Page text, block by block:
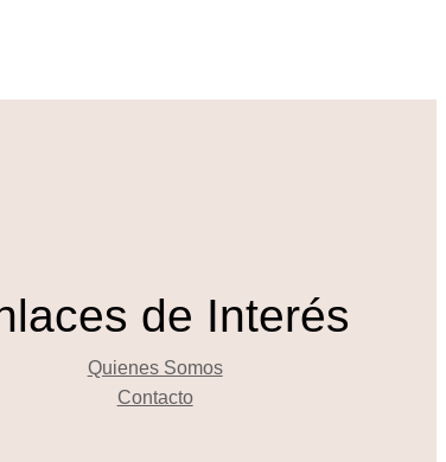
de Interés
Quienes Somos
Contacto